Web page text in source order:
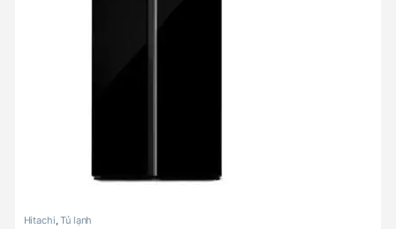
Hitachi,Tủ lạnh